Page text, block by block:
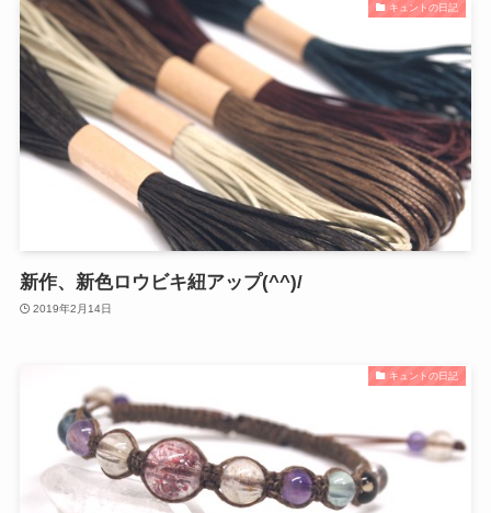
キュントの日記
新作、新色ロウビキ紐アップ(^^)/
2019年2月14日
キュントの日記